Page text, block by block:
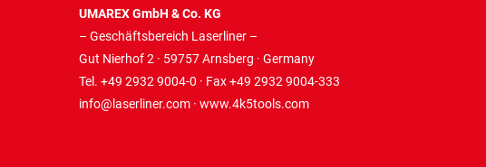
UMAREX GmbH & Co. KG
– Geschäftsbereich Laserliner –
Gut Nierhof 2 · 59757 Arnsberg · Germany
Tel. +49 2932 9004-0 · Fax +49 2932 9004-333
info@laserliner.com · www.4k5tools.com